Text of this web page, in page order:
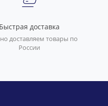
Быстрая доставка
доставляем товары по
России